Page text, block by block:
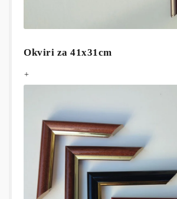
Okviri za 41x31cm
+